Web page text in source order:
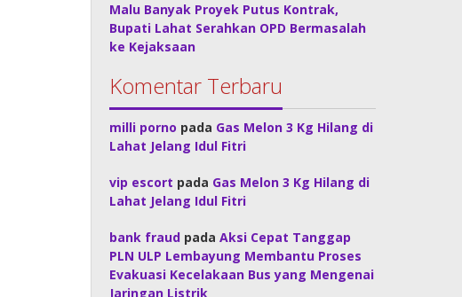
Malu Banyak Proyek Putus Kontrak,
Bupati Lahat Serahkan OPD Bermasalah
ke Kejaksaan
Komentar Terbaru
milli porno pada Gas Melon 3 Kg Hilang di
Lahat Jelang Idul Fitri
vip escort pada Gas Melon 3 Kg Hilang di
Lahat Jelang Idul Fitri
bank fraud padaAksi Cepat Tanggap
PLN ULP Lembayung Membantu Proses
Evakuasi Kecelakaan Bus yang Mengenai
Jaringan Listrik